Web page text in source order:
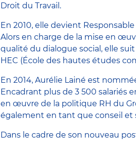
Droit du Travail.
En 2010, elle devient
Alors en charge de la mise en
qualité du dialogue social, elle
HEC (École des hautes études
En 2014, Aurélie Lainé est
Encadrant plus de 3 500 salariés
en œuvre de la politique RH du
également en tant que conseil et
Dans le cadre de son nouveau